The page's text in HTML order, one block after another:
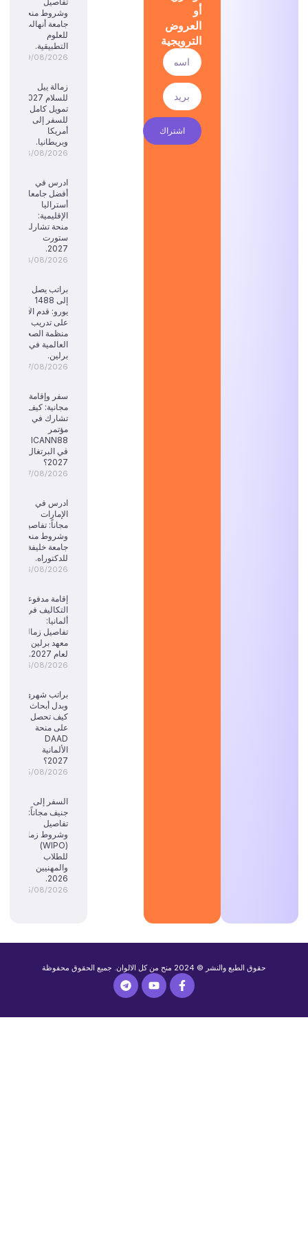
العروض
الترويجية
اشتراك
وشروط منحة
جامعة أنهالت
للعلوم
التطبيقية.
09/08/2026
زمالة ييل
للسلام 2027:
تمويل كامل
للسفر إلى
أمريكا
وبريطانيا.
08/08/2026
ادرس في
أفضل جامعات
أستراليا
الإقليمية:
منحة تشارلز
ستورت
2027.
08/08/2026
براتب يصل
إلى 1488
يورو: قدم الآن
على تدريب
منظمة الصحة
العالمية في
برلين.
07/08/2026
سفر وإقامة
مجانية: كيف
تشارك في
مؤتمر
ICANN88
في البرتغال
2027؟
07/08/2026
ادرس في
الإمارات
مجاناً: تفاصيل
وشروط منحة
جامعة خليفة
للدكتوراه.
06/08/2026
إقامة مدفوعة
التكاليف في
ألمانيا:
تفاصيل زمالة
معهد برلين
06/08/2026
براتب شهري
وبدل أبحاث:
كيف تحصل
على منحة
DAAD
الألمانية
2027؟
05/08/2026
السفر إلى
جنيف مجاناً:
تفاصيل
وشروط زمالة
(WIPO)
للطلاب
والمهنيين
2026.
05/08/2026
حقوق الطبع والنشر © 2024 منح من كل الالوان. جميع الحقوق محفوظة